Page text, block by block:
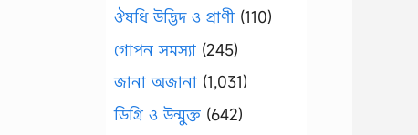
ঔষধি উদ্ভিদ ও প্রাণী (110)
গোপন সমস্যা (245)
জানা অজানা (1,031)
ডিগ্রি ও উন্মুক্ত (642)